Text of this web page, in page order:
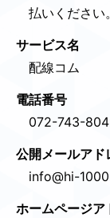
払いください。
サービス名
配線コム
電話番号
072-743-
公開メールアド
info@hi-
ホームページア